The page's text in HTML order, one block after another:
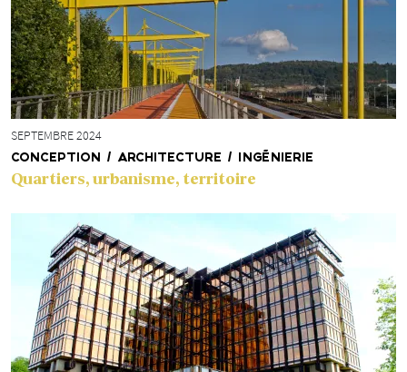
SEPTEMBRE 2024
CONCEPTION / ARCHITECTURE / INGÉNIERIE
Quartiers, urbanisme, territoire